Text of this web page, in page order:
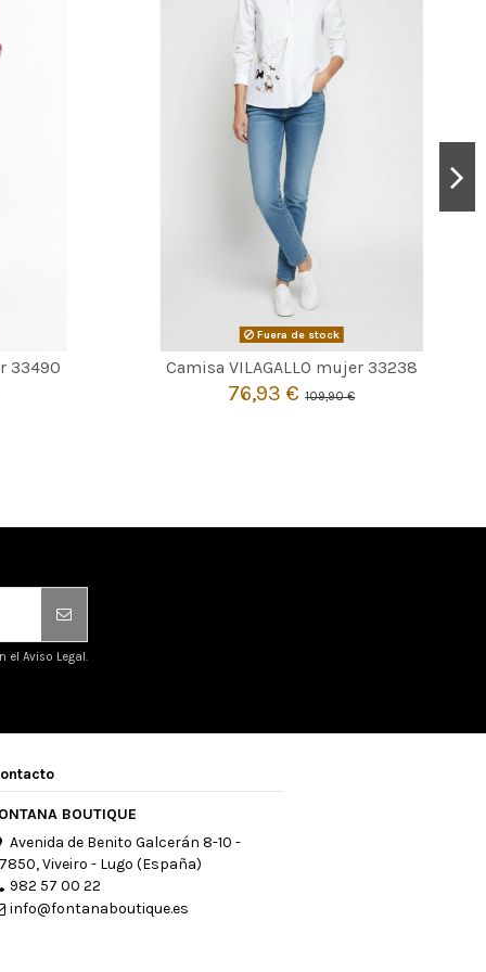
33490
Fuera de stock
Camisa VILAGALLO mujer 33238
76,93 €109,90 €
 Agotado
Aviso Legal.
BOUTIQUE
Avenida de Benito Galcerán 8-10 -
Viveiro - Lugo (España)
982 57 00 22
info@fontanaboutique.es